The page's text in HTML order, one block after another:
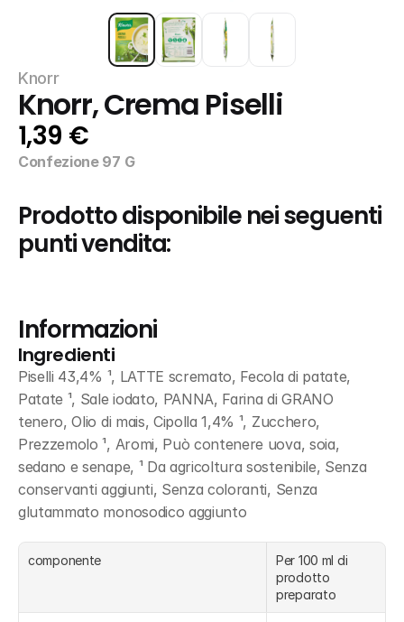
Knorr
Knorr, Crema Piselli
1,39 €
Confezione 97 G
Prodotto disponibile nei seguenti
punti vendita:
Informazioni
Ingredienti
Piselli 43,4% ¹, LATTE scremato, Fecola di patate,
Patate ¹, Sale iodato, PANNA, Farina di GRANO
tenero, Olio di mais, Cipolla 1,4% ¹, Zucchero,
Prezzemolo ¹, Aromi, Può contenere uova, soia,
sedano e senape, ¹ Da agricoltura sostenibile, Senza
conservanti aggiunti, Senza coloranti, Senza
glutammato monosodico aggiunto
componente
Per 100 ml di
prodotto
preparato